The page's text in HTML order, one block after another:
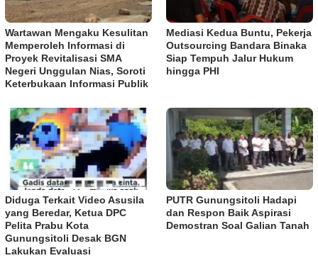
Wartawan Mengaku Kesulitan
Memperoleh Informasi di
Proyek Revitalisasi SMA
Negeri Unggulan Nias, Soroti
Keterbukaan Informasi Publik
Mediasi Kedua Buntu, Pekerja
Outsourcing Bandara Binaka
Siap Tempuh Jalur Hukum
hingga PHI
Diduga Terkait Video Asusila
yang Beredar, Ketua DPC
Pelita Prabu Kota
Gunungsitoli Desak BGN
Lakukan Evaluasi
PUTR Gunungsitoli Hadapi
dan Respon Baik Aspirasi
Demostran Soal Galian Tanah